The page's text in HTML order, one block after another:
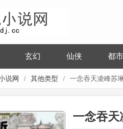
玄幻 仙侠 都市
说网 其他类型 一念吞天凌峰苏
一念吞